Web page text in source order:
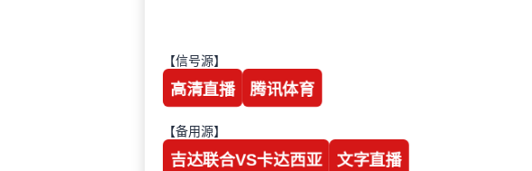
【信号源】
高清直播 腾讯体育
【备用源】
吉达联合VS卡达西亚 文字直播